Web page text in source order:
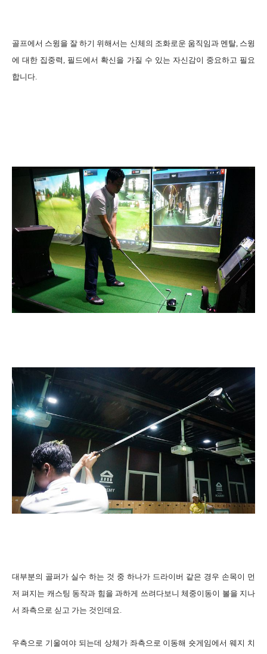
골프에서 스윙을 잘 하기 위해서는 신체의 조화로운 움직임과 멘탈, 스윙
에 대한 집중력, 필드에서 확신을 가질 수 있는 자신감이 중요하고 필요
합니다.
대부분의 골퍼가 실수 하는 것 중 하나가 드라이버 같은 경우 손목이 먼
저 펴지는 캐스팅 동작과 힘을 과하게 쓰려다보니 체중이동이 볼을 지나
서 좌측으로 싣고 가는 것인데요.
우측으로 기울여야 되는데 상체가 좌측으로 이동해 숏게임에서 웨지 치